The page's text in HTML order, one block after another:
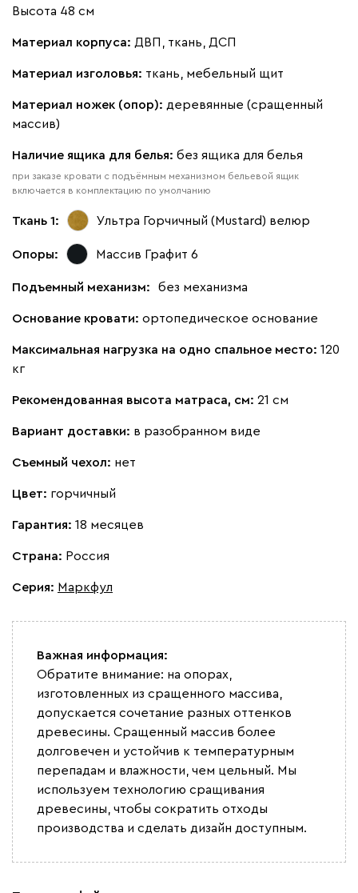
Высота 48 см
Материал корпуса: ДВП, ткань, ДСП
Материал изголовья: ткань, мебельный щит
Материал ножек (опор): деревянные (сращенный
массив)
Наличие ящика для белья: без ящика для белья
при заказе кровати с подъёмным механизмом бельевой ящик
включается в комплектацию по умолчанию
Ткань 1: Ультра Горчичный (Mustard) велюр
Опоры: Массив Графит 6
Подъемный механизм: без механизма
Основание кровати: ортопедическое основание
Максимальная нагрузка на одно спальное место: 120
кг
Рекомендованная высота матраса, см: 21 см
Вариант доставки: в разобранном виде
Съемный чехол: нет
Цвет: горчичный
Гарантия: 18 месяцев
Страна: Россия
Серия: Маркфул
Важная информация:
Обратите внимание: на опорах,
изготовленных из сращенного массива,
допускается сочетание разных оттенков
древесины. Сращенный массив более
долговечен и устойчив к температурным
перепадам и влажности, чем цельный. Мы
используем технологию сращивания
древесины, чтобы сократить отходы
производства и сделать дизайн доступным.